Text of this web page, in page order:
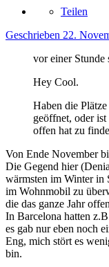
Teilen
Geschrieben 22.
vor einer Stunde
Hey Cool.
Haben die
geöffnet, oder
offen hat zu
Von Ende November
Die Gegend hier
wärmsten im Winter in
im Wohnmobil zu
die das ganze Jahr
In Barcelona hatten
es gab nur eben noch
Eng, mich stört es
bin.